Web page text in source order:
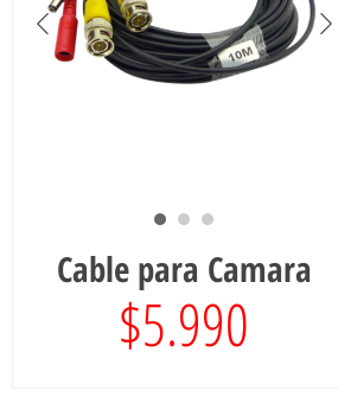
Cable para Camara
$5.990